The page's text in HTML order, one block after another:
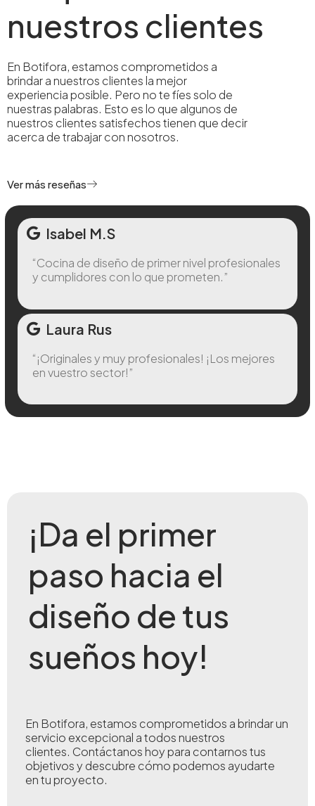
nuestros clientes
En Botifora, estamos comprometidos a
brindar a nuestros clientes la mejor
experiencia posible. Pero no te fíes solo de
nuestras palabras. Esto es lo que algunos de
nuestros clientes satisfechos tienen que decir
acerca de trabajar con nosotros.
Ver más reseñas
Isabel M.S
“Cocina de diseño de primer nivel profesionales
y cumplidores con lo que prometen.”
Laura Rus
“¡Originales y muy profesionales! ¡Los mejores
en vuestro sector!”
¡Da el primer
paso hacia el
diseño de tus
sueños hoy!
En Botifora, estamos comprometidos a brindar un
servicio excepcional a todos nuestros
clientes. Contáctanos hoy para contarnos tus
objetivos y descubre cómo podemos ayudarte
en tu proyecto.